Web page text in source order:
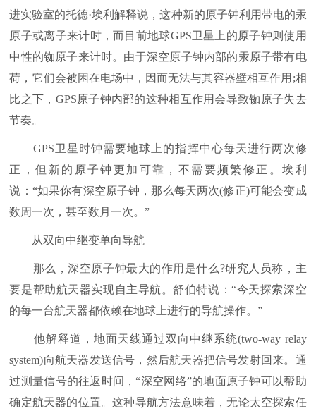
进实验室的托德·埃利解释说，这种新的原子钟利用带电的汞
原子或离子来计时，而目前地球GPS卫星上的原子钟则使用
中性的铷原子来计时。由于深空原子钟内部的汞原子带有电
荷，它们会被困在电场中，因而无法与其容器壁相互作用;相
比之下，GPS原子钟内部的这种相互作用会导致铷原子失去
节奏。
GPS卫星时钟需要地球上的指挥中心每天进行两次修
正，但新的原子钟更加可靠，不需要频繁修正。埃利
说：“如果你有深空原子钟，那么每天两次(修正)可能会变成
数周一次，甚至数月一次。”
从双向中继变单向导航
那么，深空原子钟最大的作用是什么?研究人员称，主
要是帮助航天器实现自主导航。舒伯特说：“今天探索深空
的每一台航天器都依赖在地球上进行的导航操作。”
他解释道，地面天线通过双向中继系统(two-way relay
system)向航天器发送信号，然后航天器把信号发射回来。通
过测量信号的往返时间，“深空网络”的地面原子钟可以帮助
确定航天器的位置。这种导航方法意味着，无论太空探索任